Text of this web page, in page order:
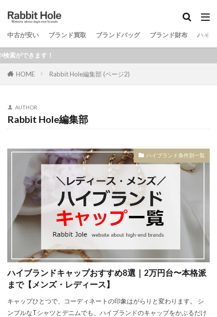
中古が安い ブランド買取 ブランドバッグ ブランド財布 ハイ
HOME Rabbit Hole編集部 (ページ2)
AUTHOR
Rabbit Hole編集部
ハイブランド条件別一覧
ハイブランドキャップおすすめ8選｜2万円台〜本格派
まで【メンズ・レディース】
キャップひとつで、コーディネートの印象はがらりと変わります。 シ
ンプルなTシャツとデニムでも、ハイブランドのキャップをかぶるだけ
検索